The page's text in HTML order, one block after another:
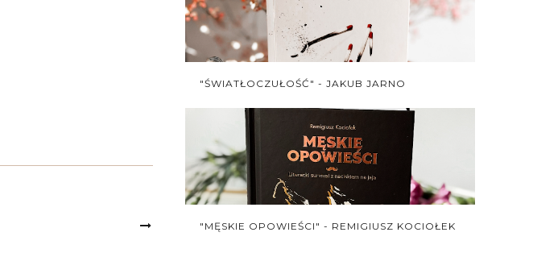
"ŚWIATŁOCZUŁOŚĆ" - JAKUB JARNO
"MĘSKIE OPOWIEŚCI" - REMIGIUSZ KOCIOŁEK